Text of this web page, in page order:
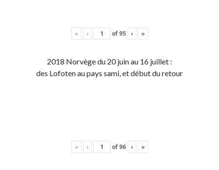
« ‹ of95 › »
2018 Norvège du 20 juin au 16 juillet :
des Lofoten au pays sami, et début du retour
« ‹ of96 › »